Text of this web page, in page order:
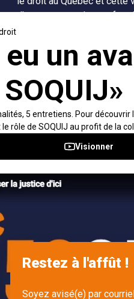
d’accompagner les
population dans sa
Accès rapides
À propos
Nétiquette
Accès à l’information